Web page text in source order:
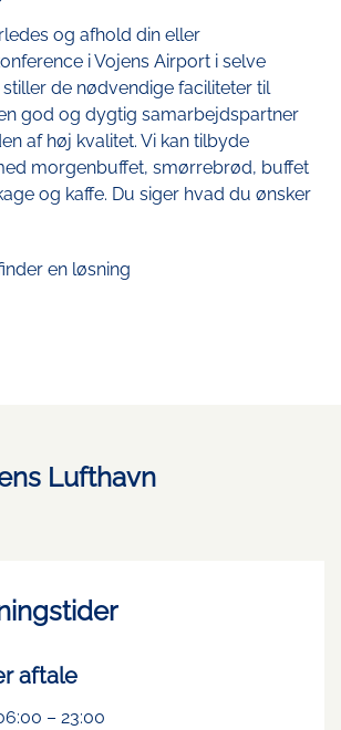
og afhold din eller
i Vojens Airport i selve
de nødvendige faciliteter til
god og dygtig samarbejdspartner
af høj kvalitet. Vi kan tilbyde
morgenbuffet, smørrebrød, buffet
og kaffe. Du siger hvad du ønsker
en løsning
Lufthavn
aftale
– 23:00